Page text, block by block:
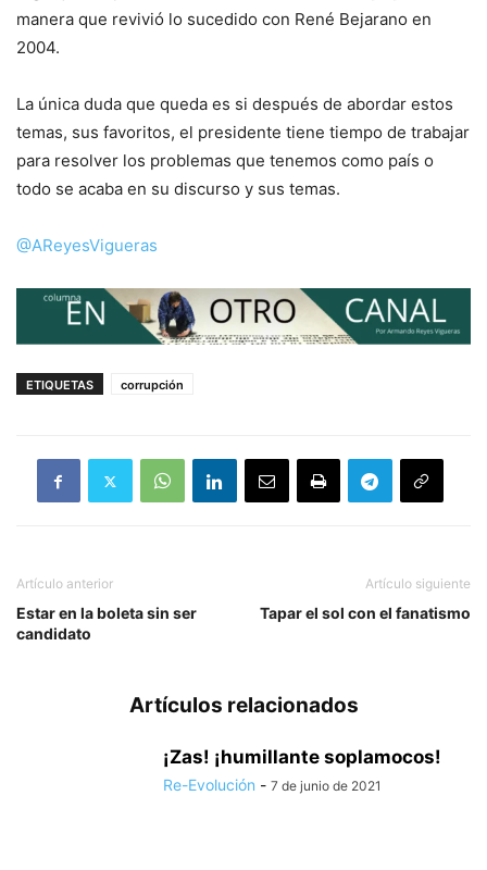
manera que revivió lo sucedido con René Bejarano en
2004.
La única duda que queda es si después de abordar estos
temas, sus favoritos, el presidente tiene tiempo de trabajar
para resolver los problemas que tenemos como país o
todo se acaba en su discurso y sus temas.
@AReyesVigueras
ETIQUETAS corrupción
Artículo anterior
Estar en la boleta sin ser
candidato
Artículo siguiente
Tapar el sol con el fanatismo
Artículos relacionados
¡Zas! ¡humillante soplamocos!
Re-Evolución - 7 de junio de 2021